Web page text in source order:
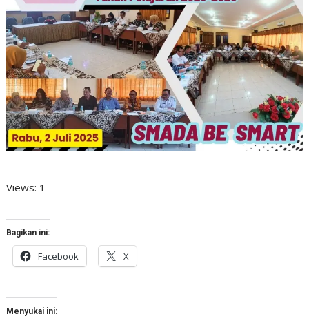
Views: 1
Bagikan ini:
Facebook X
Menyukai ini: